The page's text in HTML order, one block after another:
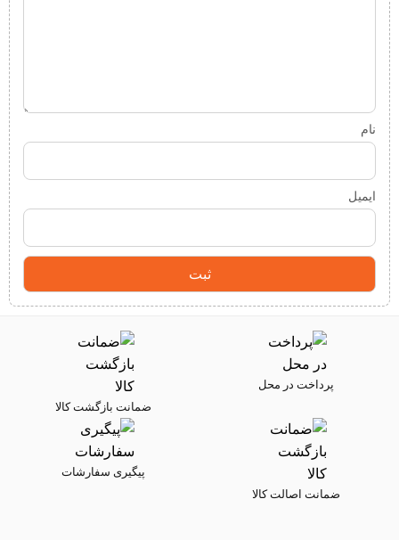
نام
ایمیل
پرداخت در محل
ضمانت بازگشت کالا
ضمانت اصالت کالا
پیگیری سفارشات